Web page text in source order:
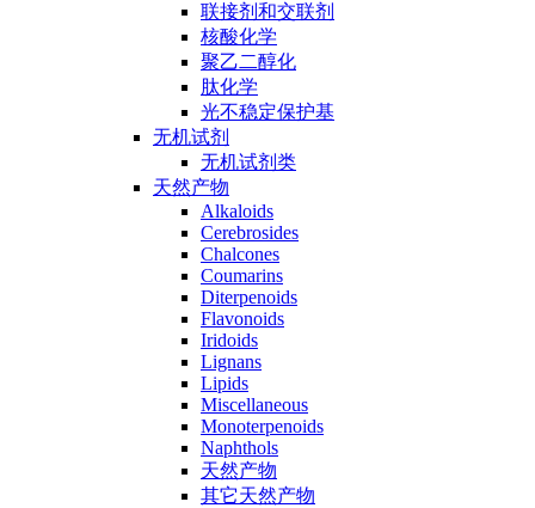
联接剂和交联剂
核酸化学
聚乙二醇化
肽化学
光不稳定保护基
无机试剂
无机试剂类
天然产物
Alkaloids
Cerebrosides
Chalcones
Coumarins
Diterpenoids
Flavonoids
Iridoids
Lignans
Lipids
Miscellaneous
Monoterpenoids
Naphthols
天然产物
其它天然产物